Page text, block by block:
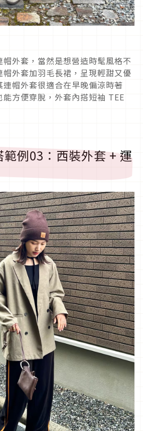
外套，當然是想營造時髦風格不
外套加羽毛長裙，呈現輕甜又優
帽外套很適合在早晚偏涼時著
方便穿脫，外套內搭短袖 TEE
範例03 ：西裝外套+運